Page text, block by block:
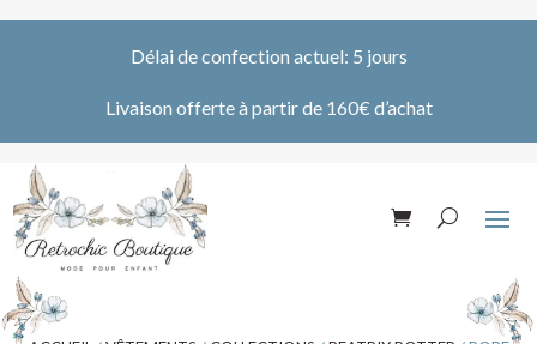
Délai de confection actuel: 5 jours
Livaison offerte à partir de 160€ d’achat